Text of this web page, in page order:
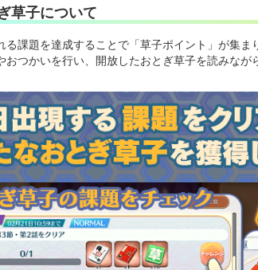
草子について
る課題を達成することで「草子ポイント」が集
おつかいを行い、開放したおとぎ草子を読みなが